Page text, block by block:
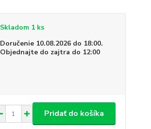
Skladom 1 ks
Doručenie 10.08.2026 do 18:00.
Objednajte do zajtra do 12:00
Pridať do košíka